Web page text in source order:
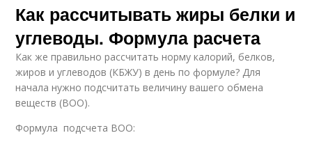
Как рассчитывать жиры белки и
углеводы. Формула расчета
Как же правильно рассчитать норму калорий, белков,
жиров и углеводов (КБЖУ) в день по формуле? Для
начала нужно подсчитать величину вашего обмена
веществ (ВОО).
Формула подсчета ВОО: